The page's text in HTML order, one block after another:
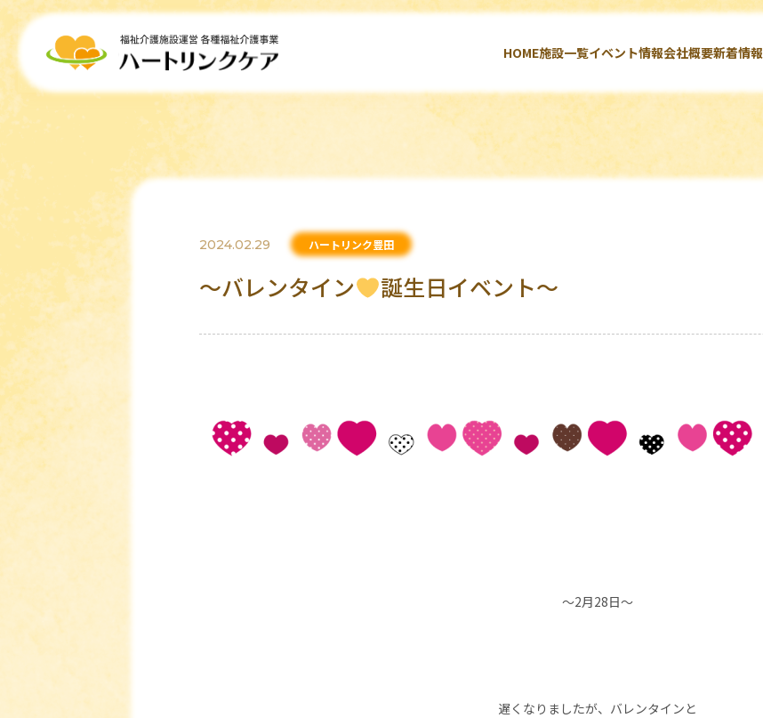
HOME施設一覧イベント情報会社概要新着情報
2024.02.29 ハートリンク豊田
～バレンタイン 誕生日イベント～
～2月28日～
遅くなりましたが、バレンタインと